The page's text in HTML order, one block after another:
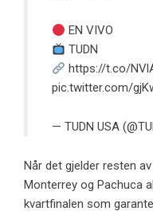
EN VIVO
TUDN
https://t.co/
pic.twitter.com/
— TUDN USA
Når det gjelder resten
Monterrey og Pachuca
kvartfinalen som